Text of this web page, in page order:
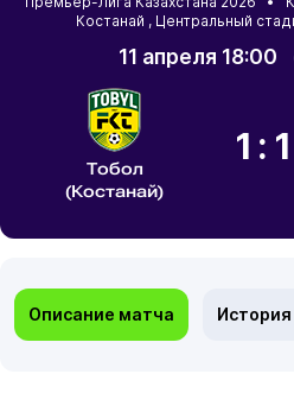
Костанай , Центральный
11 апреля 18:00
Тобол
(Костанай)
1:1
Описание матча История